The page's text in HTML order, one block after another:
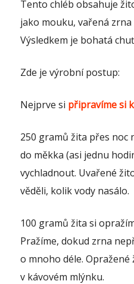
Tento chléb obsahuje
jako mouku, vařená
Výsledkem je bohatá
Zde je výrobní postup:
Nejprve si připravíme si
250 gramů žita přes noc
do měkka (asi jednu
vychladnout. Uvařené
věděli, kolik vody nasálo.
100 gramů žita si
Pražíme, dokud zrna
o mnoho déle.
v kávovém mlýnku.